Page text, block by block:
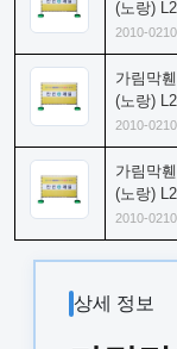
(노랑)
2010-
가림막
(노랑)
2010-
가림막
(노랑)
2010-
상세 정보